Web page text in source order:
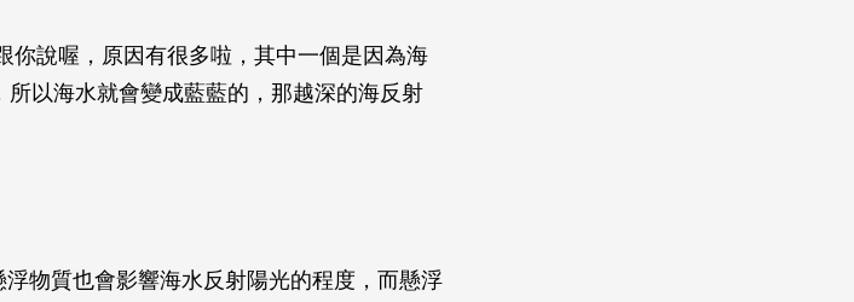
你說喔，原因有很多啦，其中一個是因為海
以海水就會變成藍藍的，那越深的海反射
物質也會影響海水反射陽光的程度，而懸浮